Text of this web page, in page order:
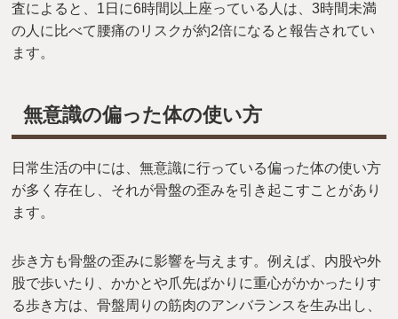
査によると、1日に6時間以上座っている人は、3時間未満
の人に比べて腰痛のリスクが約2倍になると報告されてい
ます。
無意識の偏った体の使い方
日常生活の中には、無意識に行っている偏った体の使い方
が多く存在し、それが骨盤の歪みを引き起こすことがあり
ます。
歩き方も骨盤の歪みに影響を与えます。例えば、内股や外
股で歩いたり、かかとや爪先ばかりに重心がかかったりす
る歩き方は、骨盤周りの筋肉のアンバランスを生み出し、